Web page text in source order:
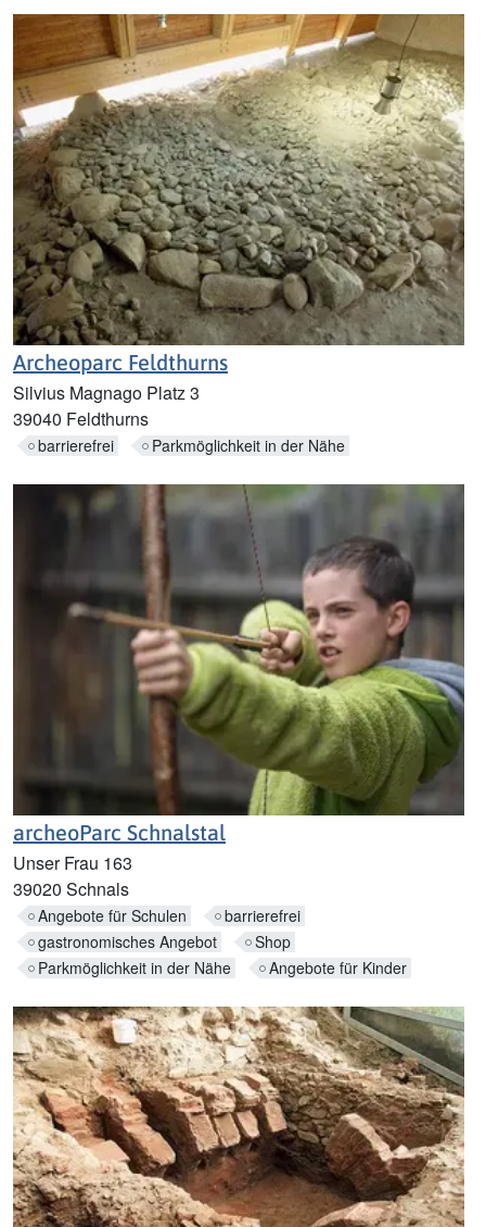
Archeoparc Feldthurns
Silvius Magnago Platz 3
39040 Feldthurns
barrierefrei Parkmöglichkeit in der Nähe
archeoParc Schnalstal
Unser Frau 163
39020 Schnals
Angebote für Schulen
barrierefrei
gastronomisches Angebot
Shop
Parkmöglichkeit in der Nähe
Angebote für Kinder